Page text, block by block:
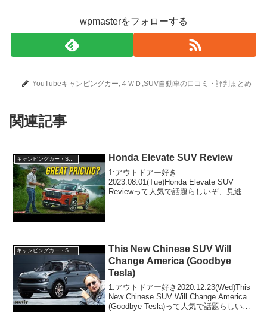
wpmasterをフォローする
YouTubeキャンピングカー,４ＷＤ,SUV自動車の口コミ・評判まとめ
関連記事
キャンピングカー・SUV人気車種 Honda Elevate SUV Review
1:アウトドアー好き
2023.08.01(Tue)Honda Elevate SUV
Reviewって人気で話題らしいぞ、見逃さ
This New Chinese SUV Will
Change America (Goodbye
Tesla)
1:アウトドアー好き2020.12.23(Wed)This
New Chinese SUV Will Change America
(Goodbye Tesla)って人気で話題らしい